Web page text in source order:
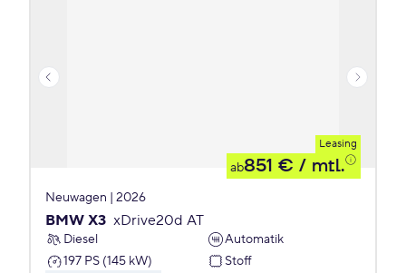
Leasing
ab851 € / mtl.
Neuwagen | 2026
BMW X3 xDrive20d AT
Diesel
Automatik
197 PS (145 kW)
Stoff